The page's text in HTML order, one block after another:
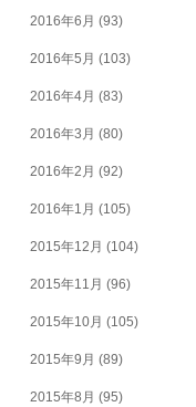
2016年6月 (93)
2016年5月 (103)
2016年4月 (83)
2016年3月 (80)
2016年2月 (92)
2016年1月 (105)
2015年12月 (104)
2015年11月 (96)
2015年10月 (105)
2015年9月 (89)
2015年8月 (95)